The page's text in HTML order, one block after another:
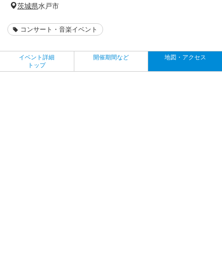
茨城県水戸市
コンサート・音楽イベント
イベント詳細
トップ
開催期間など 地図・アクセス